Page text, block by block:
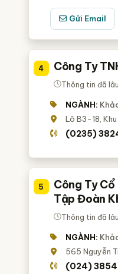
Gửi Email
4 Công Ty
Thông tin đã
NGÀNH:
Lô B3-18,
(0235)
5
Công Ty
Tập Đoàn
Thông tin đã
NGÀNH:
565 Nguyễn
(024)